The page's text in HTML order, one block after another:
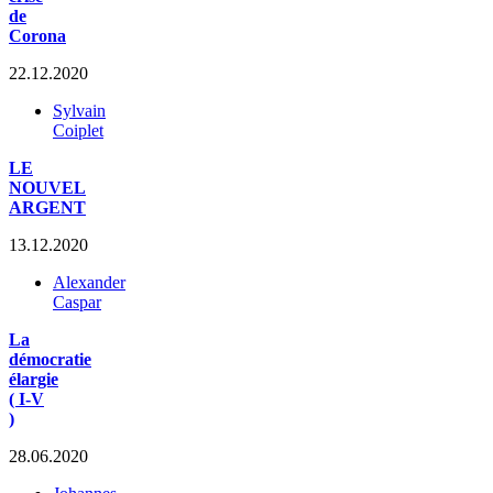
de
Corona
22.12.2020
Sylvain
Coiplet
LE
NOUVEL
ARGENT
13.12.2020
Alexander
Caspar
La
démocratie
élargie
( I-V
)
28.06.2020